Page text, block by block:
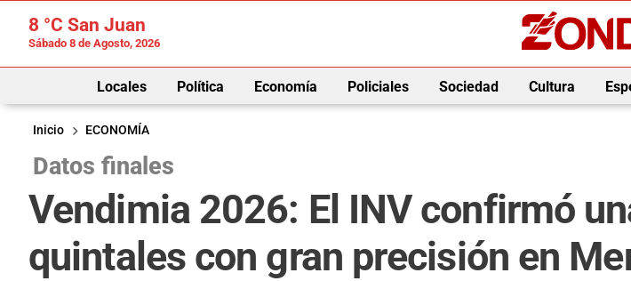
8 °C San Juan
Sábado 8 de Agosto, 2026
Locales Política Economía Policiales Sociedad Cultura
Inicio
ECONOMÍA
Datos finales
Vendimia 2026: El INV confirmó
quintales con gran precisión en